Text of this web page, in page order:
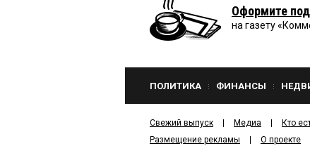
Оформите
на газету
ПОЛИТИКА ФИНАНСЫ
Свежий выпуск Медиа Кто
Размещение рекламы
О проекте